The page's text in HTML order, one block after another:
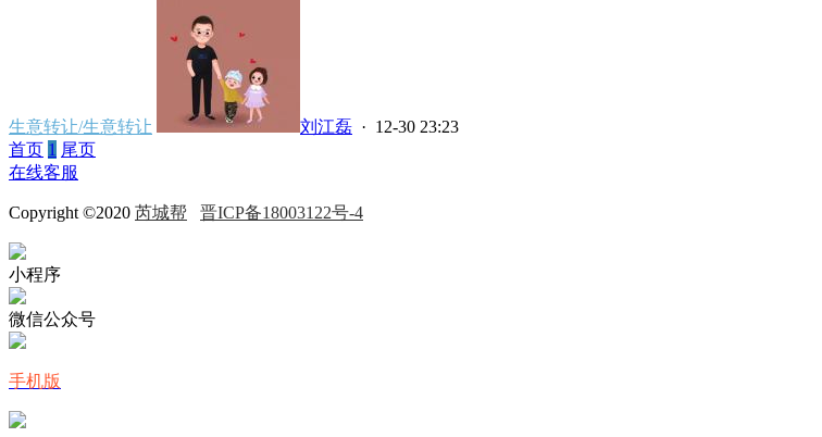
生意转让/生意转让 刘江磊 · 12-30 23:23
首页 1 尾页
在线客服
Copyright ©2020 芮城帮 晋ICP备18003122号-4
小程序
微信公众号
手机版